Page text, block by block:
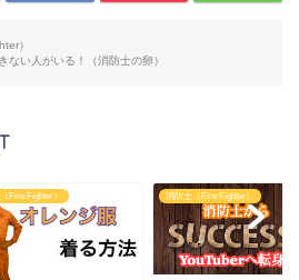
）
ない人がいる！（消防士の卵）
Fire Fighter） 消防士（Fire Fighter）